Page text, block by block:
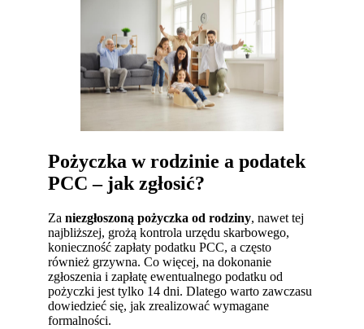
Pożyczka w rodziniea podatek
PCC – jak zgłosić?
Zaniezgłoszoną pożyczka od rodziny, nawet tej
najbliższej, grożą kontrola urzędu skarbowego,
konieczność zapłaty podatku PCC, a często
również grzywna. Co więcej, na dokonanie
zgłoszenia i zapłatę ewentualnego podatku od
pożyczki jest tylko 14 dni. Dlatego warto zawczasu
dowiedzieć się, jak zrealizować wymagane
formalności.